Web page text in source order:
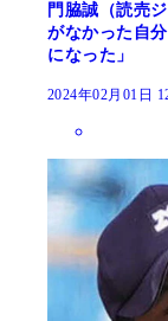
門脇誠（読売
がなかった自
になった」
2024年02月01日